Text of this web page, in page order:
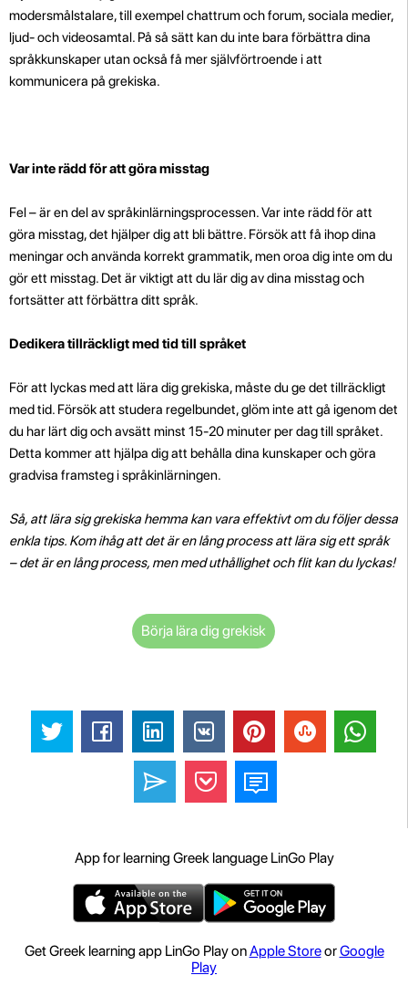
modersmålstalare, till exempel chattrum och forum, sociala medier,
ljud- och videosamtal. På så sätt kan du inte bara förbättra dina
språkkunskaper utan också få mer självförtroende i att
kommunicera på grekiska.
Var inte rädd för att göra misstag
Fel – är en del av språkinlärningsprocessen. Var inte rädd för att
göra misstag, det hjälper dig att bli bättre. Försök att få ihop dina
meningar och använda korrekt grammatik, men oroa dig inte om du
gör ett misstag. Det är viktigt att du lär dig av dina misstag och
fortsätter att förbättra ditt språk.
Dedikera tillräckligt med tid till språket
För att lyckas med att lära dig grekiska, måste du ge det tillräckligt
med tid. Försök att studera regelbundet, glöm inte att gå igenom det
du har lärt dig och avsätt minst 15-20 minuter per dag till språket.
Detta kommer att hjälpa dig att behålla dina kunskaper och göra
gradvisa framsteg i språkinlärningen.
Så, att lära sig grekiska hemma kan vara effektivt om du följer dessa
enkla tips. Kom ihåg att det är en lång process att lära sig ett språk
– det är en lång process, men med uthållighet och flit kan du lyckas!
Börja lära dig grekisk
App for learning Greek language LinGo Play
Get Greek learning app LinGo Play onApple StoreorGoogle
Play